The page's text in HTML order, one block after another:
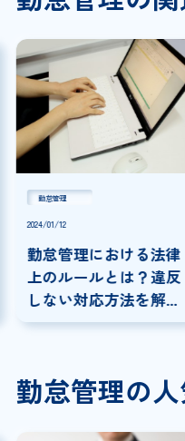
勤怠管理
2024/01/12
勤怠管理における法律
上のルールとは？違反
しない対応方法を解
説！
勤怠管理の